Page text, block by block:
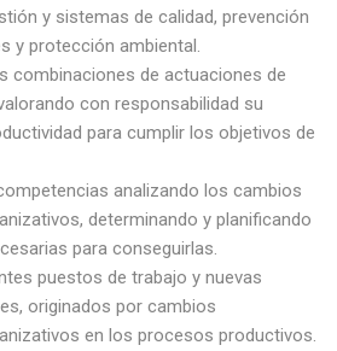
y sistemas de calidad, prevención
y protección ambiental.
combinaciones de actuaciones de
con responsabilidad su
para cumplir los objetivos de
analizando los cambios
determinando y planificando
para conseguirlas.
puestos de trabajo y nuevas
originados por cambios
en los procesos productivos.